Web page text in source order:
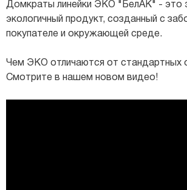
Домкраты линейки ЭКО "БелАК" - это
экологичный продукт, созданный с
покупателе и окружающей среде.
Чем ЭКО отличаются от стандартных
Смотрите в нашем новом видео!